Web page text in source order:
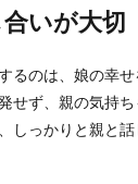
場合と渡さない場合があ
合、そ...
婚生活が苦しい…
いが大切
るのは、娘の幸
せず、親の気持
しっかりと親と